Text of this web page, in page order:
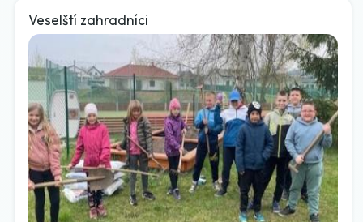
Veselští zahradníci